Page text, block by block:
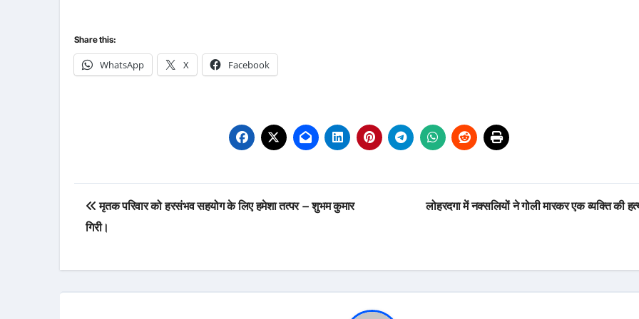
Share this:
WhatsApp X Facebook
Post
navigation
मृतक परिवार को हरसंभव सहयोग के लिए हमेशा तत्पर – शुभम कुमार
गिरी।
लोहरदगा में नक्सलियों ने गोली मारकर एक व्यक्ति की